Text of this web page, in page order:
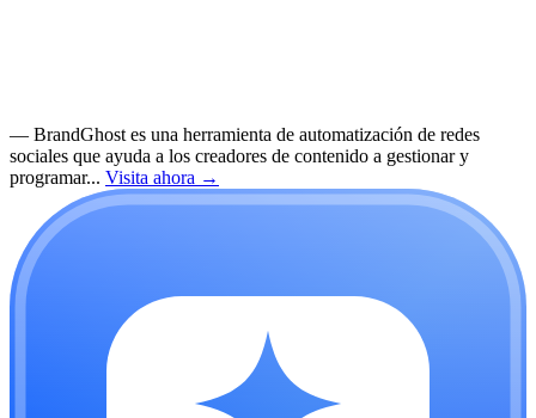
— BrandGhost es una herramienta de automatización de redes
sociales que ayuda a los creadores de contenido a gestionar y
programar... Visita ahora →